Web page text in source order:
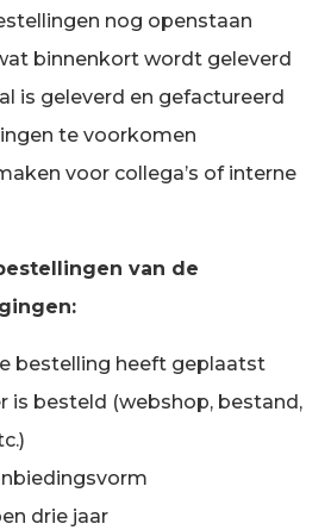
nog openstaan
binnenkort wordt geleverd
is geleverd en gefactureerd
te voorkomen
voor collega’s of interne
van de
bestelling heeft geplaatst
is besteld (webshop, bestand,
drie jaar